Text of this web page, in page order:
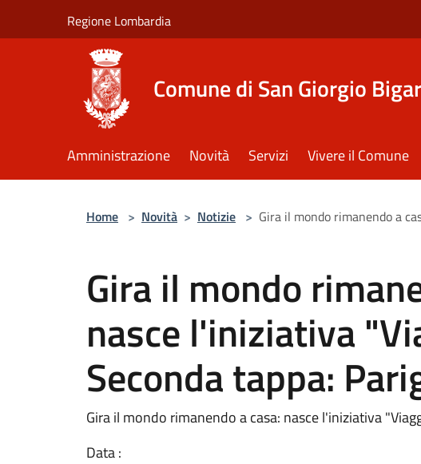
Regione Lombardia
Comune di San Giorgio
Amministrazione Novità Servizi Vivere il Comune
Home > Novità > Notizie > Gira il mondo rimanendo a
Gira il mondo
nasce l'iniziativa
Seconda tappa:
Gira il mondo rimanendo a casa: nasce l'iniziativa
Data :